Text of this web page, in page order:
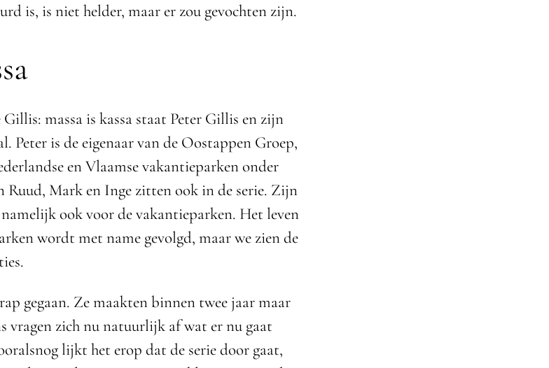
is, is niet helder, maar er zou gevochten zijn.
massa is kassa staat Peter Gillis en zijn
Peter is de eigenaar van de Oostappen Groep,
en Vlaamse vakantieparken onder
Mark en Inge zitten ook in de serie. Zijn
ook voor de vakantieparken. Het leven
wordt met name gevolgd, maar we zien de
gegaan. Ze maakten binnen twee jaar maar
vragen zich nu natuurlijk af wat er nu gaat
lijkt het erop dat de serie door gaat,